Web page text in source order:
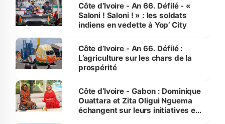
Côte d’Ivoire - An 66. Défilé - «
Saloni ! Saloni ! » : les soldats
indiens en vedette à Yop’ City
Côte d’Ivoire - An 66. Défilé :
L’agriculture sur les chars de la
prospérité
Côte d’Ivoire - Gabon : Dominique
Ouattara et Zita Oligui Nguema
échangent sur leurs initiatives en